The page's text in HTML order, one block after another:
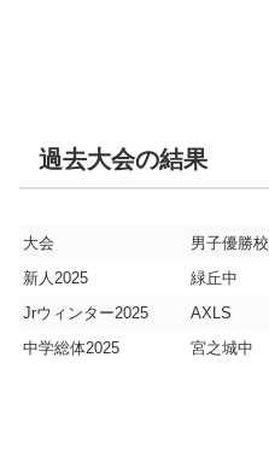
過去大会の結果
大会 男子優勝校
新人2025
緑丘中
Jrウィンター2025
AXLS
中学総体2025
宮之城中